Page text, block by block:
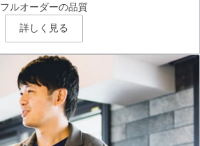
フルオーダーの品質
詳しく見る